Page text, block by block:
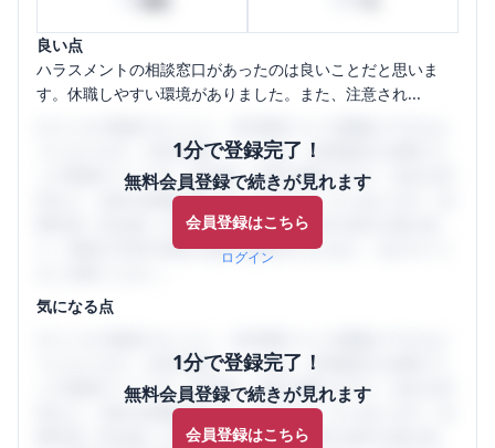
良い点
ハラスメントの相談窓口があったのは良いことだと思いま
す。休職しやすい環境がありました。また、注意され...
1分で登録完了！
無料会員登録で続きが見れます
会員登録はこちら
ログイン
うになります。SHEHUB(シーハブ)は、女性限定の企業口コ
ミの投稿サイトです。給与面・女性の働きやすさ・会社の評
判など、女性の転職は気にすべき点がたくさんあります。先
輩社員（元社員）の口コミを通して、本当の会社の姿を知
り、将来の不安や現在の悩みを解消するために、ぜひサイト
気になる点
1分で登録完了！
無料会員登録で続きが見れます
会員登録はこちら
うになります。SHEHUB(シーハブ)は、女性限定の企業口コ
ミの投稿サイトです。給与面・女性の働きやすさ・会社の評
判など、女性の転職は気にすべき点がたくさんあります。先
輩社員（元社員）の口コミを通して、本当の会社の姿を知